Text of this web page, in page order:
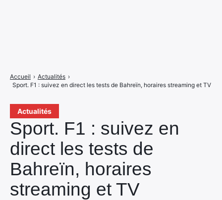
Actualités
Sport. F1 : suivez en
direct les tests de
Bahreïn, horaires
streaming et TV
Accueil › Actualités ›
Sport. F1 : suivez en direct les tests de Bahreïn, horaires streaming et TV